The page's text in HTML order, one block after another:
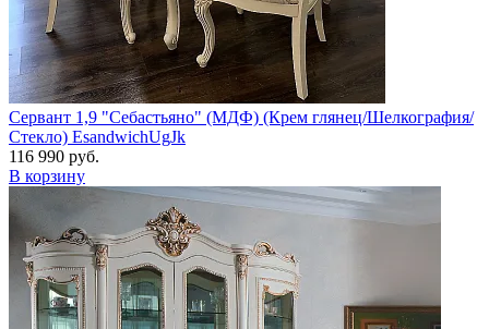
Сервант 1,9 "Себастьяно" (МДФ) (Крем глянец/Шелкография/
Стекло) EsandwichUgJk
116 990 руб.
В корзину